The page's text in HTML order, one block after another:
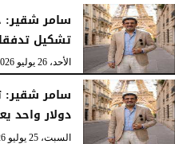
الأحد، 26 يوليو 2026 07:03 مـ
تشكيل
الأحد، 26 يوليو 2026
سامر شقير:
دولار واحد
السبت، 25 يوليو 2026